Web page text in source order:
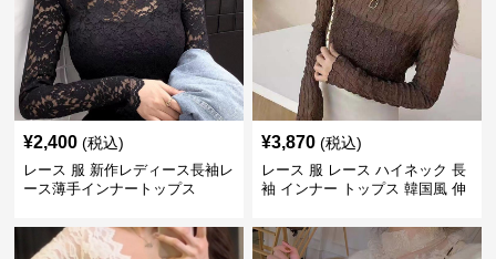
¥2,400 (税込)
レース 服 新作レディース長袖レ
ース薄手インナートップス
¥3,870 (税込)
レース 服 レース ハイネック 長
袖 インナー トップス 韓国風 伸